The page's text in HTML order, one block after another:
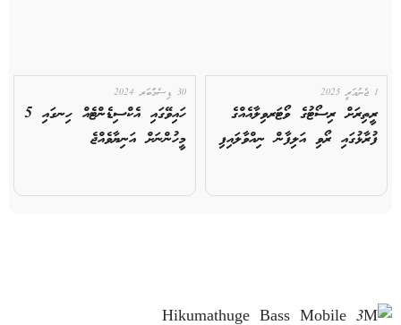
1 ޖެނުއަރީ 2025
ރީތިރަށް ރިސޯޓުގެ ވޯޓަރވިލާއެއްގެ
ފުރާޅުގައި ރޯވި އަލިފާން ނިއްވާލައިފި
30 ޑިސެމްބަރ 2024
ހައިވޭގައި އެކްސިޑެންޓެއް ހިނގައި 5
މީހުންނަށް އަނިޔާވެއްޖެ